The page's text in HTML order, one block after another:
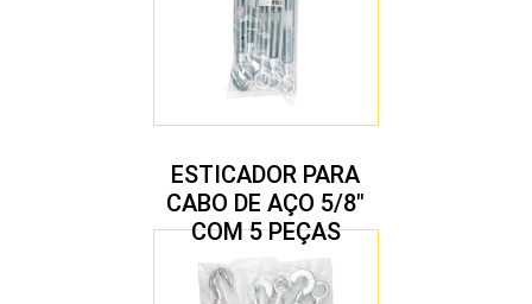
ESTICADOR PARA
CABO DE AÇO 5/8″
COM 5 PEÇAS